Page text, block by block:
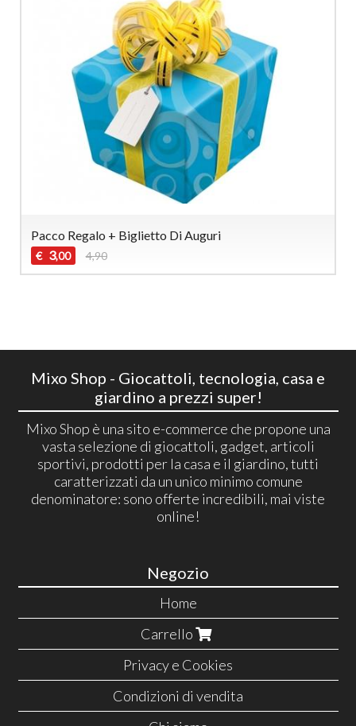
Pacco Regalo + Biglietto Di Auguri
€ 3,00 4,90
Mixo Shop - Giocattoli, tecnologia, casa e
giardino a prezzi super!
Mixo Shop è una sito e-commerce che propone una
vasta selezione di giocattoli, gadget, articoli
sportivi, prodotti per la casa e il giardino, tutti
caratterizzati da un unico minimo comune
denominatore: sono offerte incredibili, mai viste
online!
Negozio
Home
Carrello
Privacy e Cookies
Condizioni di vendita